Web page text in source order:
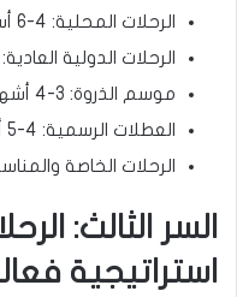
الرحلات المحلية: 4-6 أسابيع قبل السفر
الرحلات الدولية العادية: 6-8 أسابيع
موسم الذروة: 3-4 أشهر قبل السفر
العطلات الرسمية: 4-5 أشهر قبل السفر
الرحلات الخاصة والمناسبات: 6 أشهر
السر الثالث:
استراتيجية